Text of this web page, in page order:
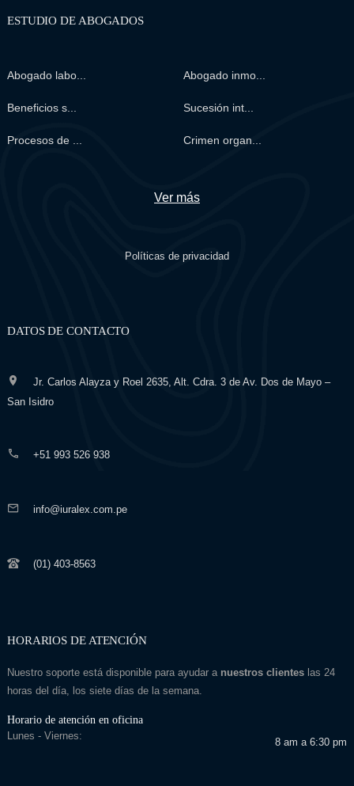
ESTUDIO DE ABOGADOS
Abogado labo... Abogado inmo...
Beneficios s... Sucesión int...
Procesos de ... Crimen organ...
Ver más
Políticas de privacidad
DATOS DE CONTACTO
Jr. Carlos Alayza y Roel 2635, Alt. Cdra. 3 de Av. Dos de Mayo –
San Isidro
+51 993 526 938
info@iuralex.com.pe
(01) 403-8563
HORARIOS DE ATENCIÓN
Nuestro soporte está disponible para ayudar a nuestros clienteslas 24
horas del día, los siete días de la semana.
Horario de atención en oficina
Lunes - Viernes:
8 am a 6:30 pm